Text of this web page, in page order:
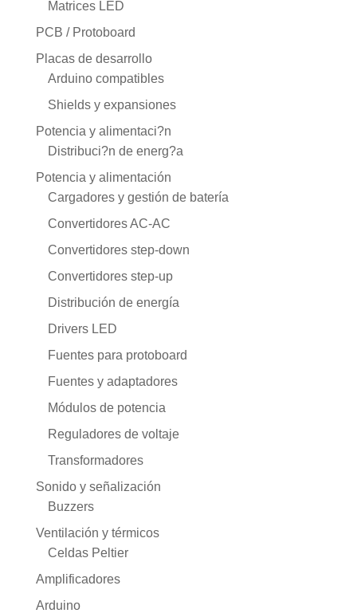
Matrices LED
PCB / Protoboard
Placas de desarrollo
Arduino compatibles
Shields y expansiones
Potencia y alimentaci?n
Distribuci?n de energ?a
Potencia y alimentación
Cargadores y gestión de batería
Convertidores AC-AC
Convertidores step-down
Convertidores step-up
Distribución de energía
Drivers LED
Fuentes para protoboard
Fuentes y adaptadores
Módulos de potencia
Reguladores de voltaje
Transformadores
Sonido y señalización
Buzzers
Ventilación y térmicos
Celdas Peltier
Amplificadores
Arduino